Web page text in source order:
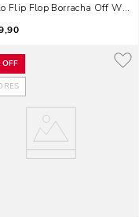
Flip Flop Borracha Off White
OFF